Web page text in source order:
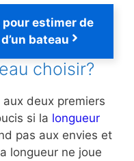
estimer de
bateau
choisir?
deux premiers
si la longueur
pas aux envies et
longueur ne joue